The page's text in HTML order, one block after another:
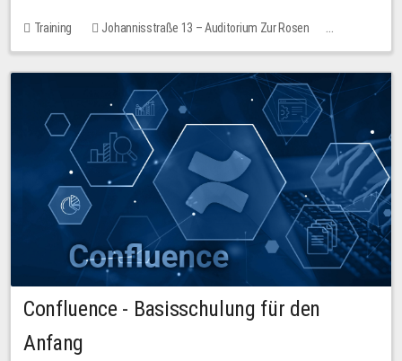
Training
Johannisstraße 13 – Auditorium Zur Rosen
7 places
10.00 EUR
Confluence - Basisschulung für den
Anfang